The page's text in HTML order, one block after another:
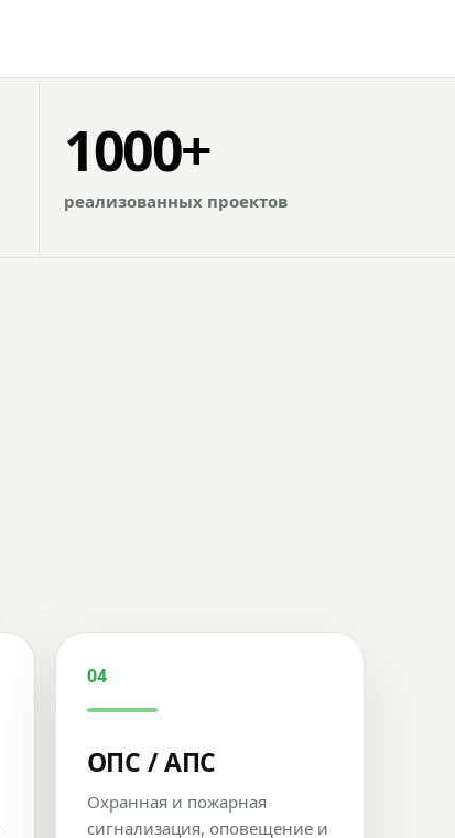
1000+
реализованных проектов
04
ОПС / АПС
Охранная и пожарная
сигнализация, оповещение и